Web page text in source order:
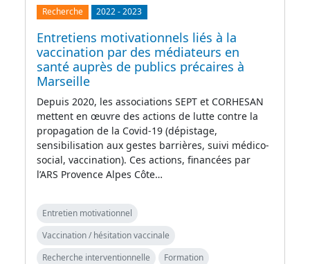
Recherche 2022-2023
Entretiens motivationnels liés à la
vaccination par des médiateurs en
santé auprès de publics précaires à
Marseille
Depuis 2020, les associations SEPT et CORHESAN
mettent en œuvre des actions de lutte contre la
propagation de la Covid-19 (dépistage,
sensibilisation aux gestes barrières, suivi médico-
social, vaccination). Ces actions, financées par
l’ARS Provence Alpes Côte…
Entretien motivationnel
Vaccination / hésitation vaccinale
Recherche interventionnelle
Formation